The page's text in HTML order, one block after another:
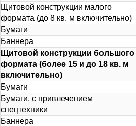
Щитовой конструкции малого
формата (до 8 кв. м включительно)
Бумаги
Баннера
Щитовой конструкции большого
формата (более 15 и до 18 кв. м
включительно)
Бумаги
Бумаги, с привлечением
спецтехники
Баннера